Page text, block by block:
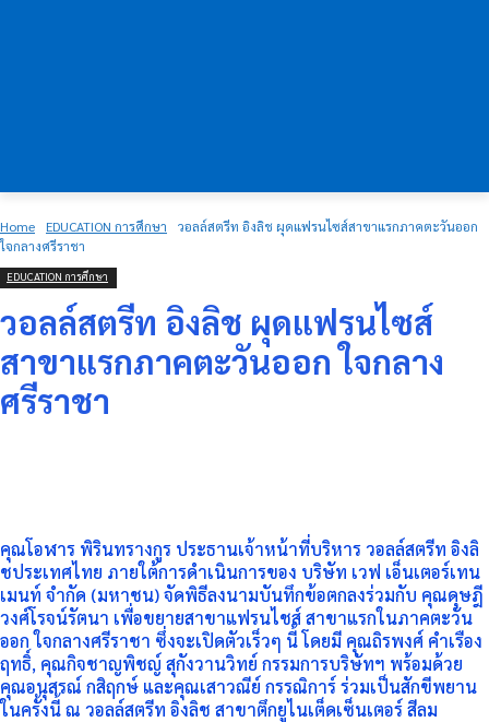
Home EDUCATION การศึกษา
วอลล์สตรีท อิงลิช ผุดแฟรนไซส์สาขาแรกภาคตะวันออก
ใจกลางศรีราชา
EDUCATION การศึกษา
วอลล์สตรีท อิงลิช ผุดแฟรนไซส์
สาขาแรกภาคตะวันออก ใจกลาง
ศรีราชา
คุณโอฬาร พิรินทรางกูร ประธานเจ้าหน้าที่บริหาร วอลล์สตรีท อิงลิ
ชประเทศไทย ภายใต้การดำเนินการของ บริษัท เวฟ เอ็นเตอร์เทน
เมนท์ จำกัด (มหาชน) จัดพิธีลงนามบันทึกข้อตกลงร่วมกับ คุณดุษฎี
วงศ์โรจน์รัตนา เพื่อขยายสาขาแฟรนไชส์ สาขาแรกในภาคตะวัน
ออก ใจกลางศรีราชา ซึ่งจะเปิดตัวเร็วๆ นี้ โดยมี คุณถิรพงศ์ คำเรือง
ฤทธิ์, คุณกิจชาญพิชญ์ สุกังวานวิทย์ กรรมการบริษัทฯ พร้อมด้วย
คุณอนุสรณ์ กสิฤกษ์ และคุณเสาวณีย์ กรรณิการ์ ร่วมเป็นสักขีพยาน
ในครั้งนี้ ณ วอลล์สตรีท อิงลิช สาขาตึกยูไนเต็ดเซ็นเตอร์ สีลม